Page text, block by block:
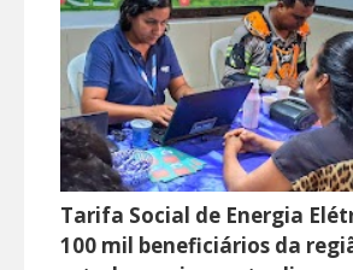
Tarifa Social de Energia
100 mil beneficiários da